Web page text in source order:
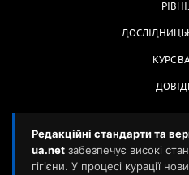
КУРС
Редакційні стандарти та
ua.net забезпечує високі
гігієни. У процесі курації